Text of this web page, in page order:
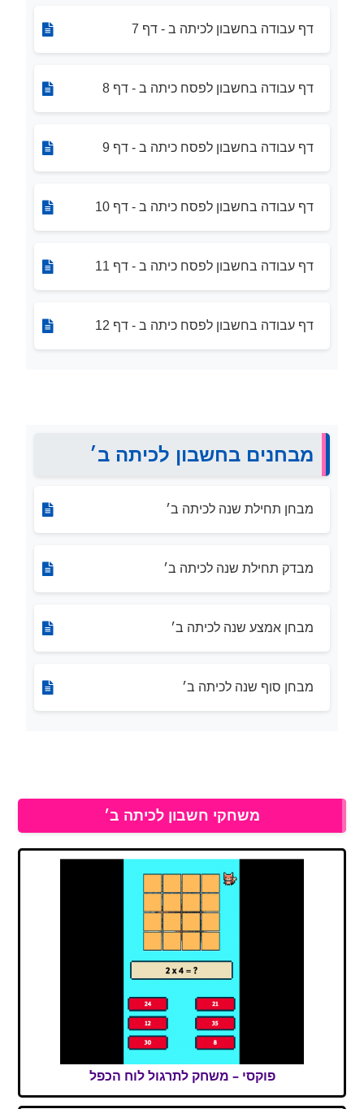
דף עבודה בחשבון לכיתה ב - דף 7
דף עבודה בחשבון לפסח כיתה ב - דף 8
דף עבודה בחשבון לפסח כיתה ב - דף 9
דף עבודה בחשבון לפסח כיתה ב - דף 10
דף עבודה בחשבון לפסח כיתה ב - דף 11
דף עבודה בחשבון לפסח כיתה ב - דף 12
מבחנים בחשבון לכיתה ב׳
מבחן תחילת שנה לכיתה ב׳
מבדק תחילת שנה לכיתה ב׳
מבחן אמצע שנה לכיתה ב׳
מבחן סוף שנה לכיתה ב׳
משחקי חשבון לכיתה ב׳
פוקסי – משחק לתרגול לוח הכפל